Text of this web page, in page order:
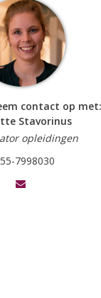
contact op met:
Stavorinus
opleidingen
7998030